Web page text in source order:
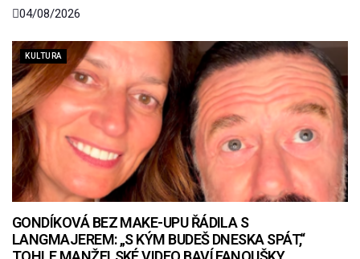
04/08/2026
KULTURA
GONDÍKOVÁ BEZ MAKE-UPU ŘÁDILA S
LANGMAJEREM: „S KÝM BUDEŠ DNESKA SPÁT,“